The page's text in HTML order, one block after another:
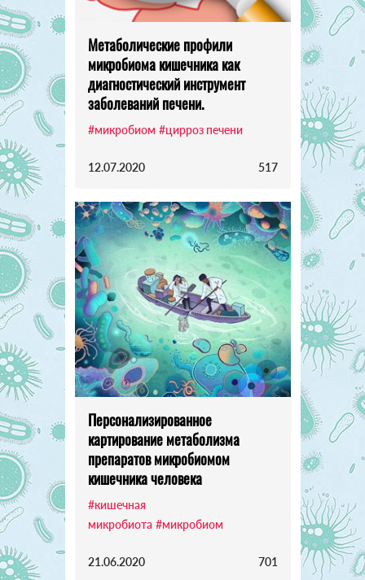
Метаболические профили
микробиома кишечника как
диагностический инструмент
заболеваний печени.
#микробиом #цирроз печени
12.07.2020 517
Персонализированное
картирование метаболизма
препаратов микробиомом
кишечника человека
#кишечная
микробиота #микробиом
21.06.2020 701